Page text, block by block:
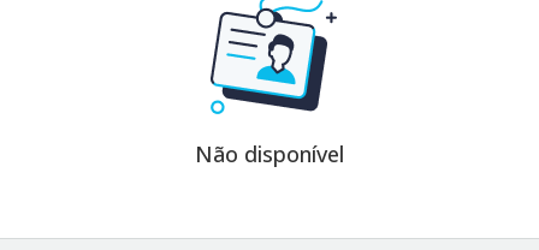
Não disponível